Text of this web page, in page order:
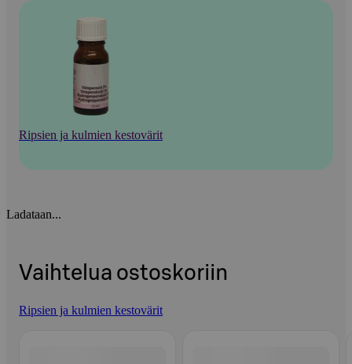
Ripsien ja kulmien kestovärit
Ladataan...
Vaihtelua ostoskoriin
Ripsien ja kulmien kestovärit